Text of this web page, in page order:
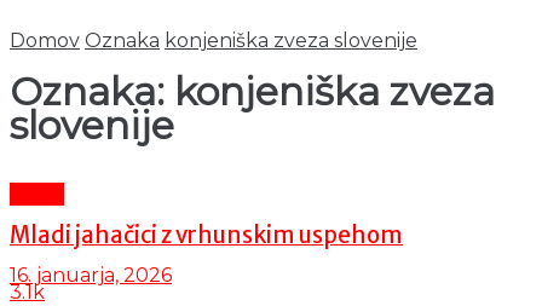
Domov Oznaka konjeniška zveza slovenije
Oznaka: konjeniška zveza
slovenije
Mladi jahačici z vrhunskim uspehom
16. januarja, 2026
3.1k